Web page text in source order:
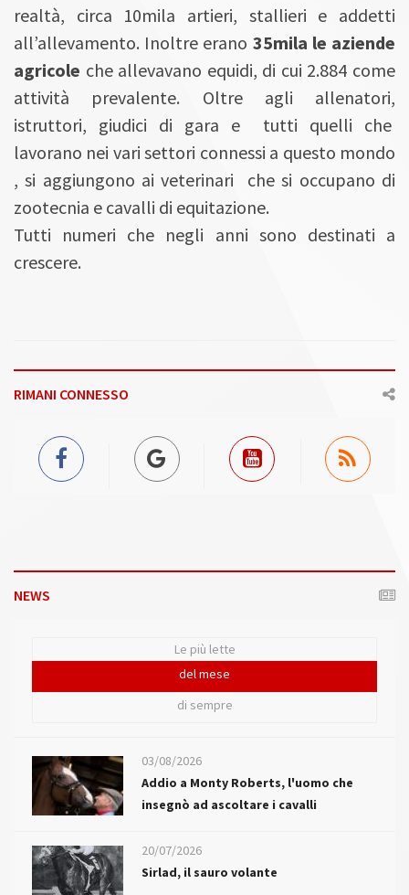
realtà, circa 10mila artieri, stallieri e addetti
all’allevamento. Inoltre erano 35mila le aziende
agricole che allevavano equidi, di cui 2.884 come
attività prevalente. Oltre agli allenatori,
istruttori, giudici di gara e tutti quelli che
lavorano nei vari settori connessi a questo mondo
, si aggiungono ai veterinari che si occupano di
zootecnia e cavalli di equitazione.
Tutti numeri che negli anni sono destinati a
crescere.
RIMANI CONNESSO
NEWS
Le più lette
del mese
di sempre
03/08/2026
Addio a Monty Roberts, l'uomo che
insegnò ad ascoltare i cavalli
20/07/2026
Sirlad, il sauro volante